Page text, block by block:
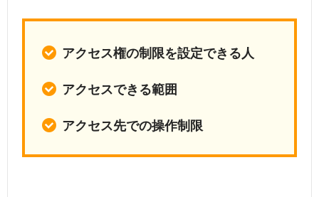
アクセス権の制限を設定できる人
アクセスできる範囲
アクセス先での操作制限